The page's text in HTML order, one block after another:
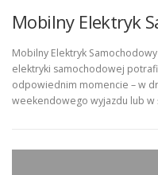
Mobilny Elektryk
Mobilny Elektryk
elektryki samochodowej
odpowiednim momencie – w
weekendowego wyjazdu lub w